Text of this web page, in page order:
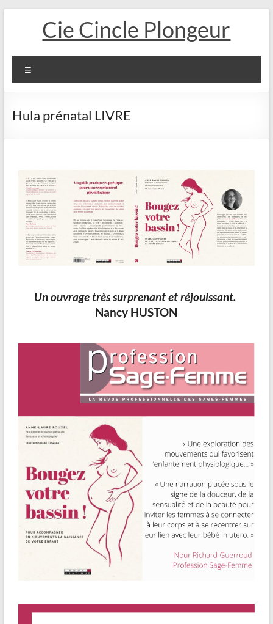
Cie Cincle Plongeur
Hula prénatal LIVRE
Un ouvrage très surprenant et réjouissant.
Nancy HUSTON